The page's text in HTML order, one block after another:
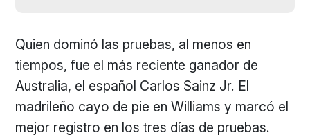
Quien dominó las pruebas, al menos en
tiempos, fue el más reciente ganador de
Australia, el español Carlos Sainz Jr. El
madrileño cayo de pie en Williams y marcó el
mejor registro en los tres días de pruebas.